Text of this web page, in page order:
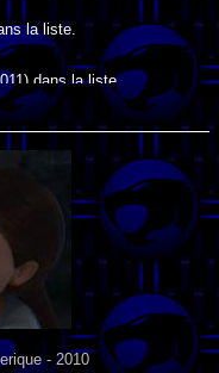
la liste.
dans la liste.
dans la liste.
la liste.
(1996) dans la liste.
- 2010